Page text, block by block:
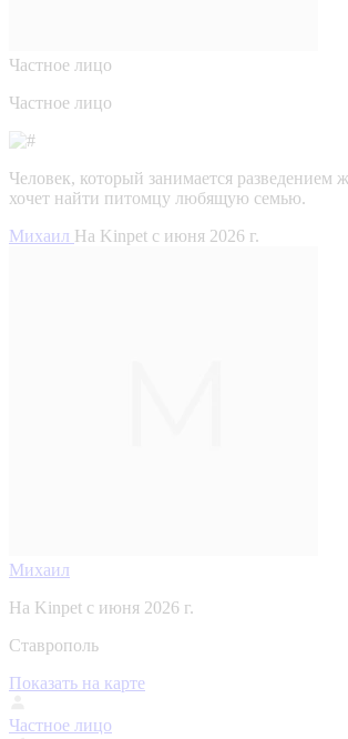
Частное лицо
Частное лицо
Человек, который занимается разведением
хочет найти питомцу любящую семью.
Михаил На Kinpet c июня 2026 г.
Михаил
На Kinpet c июня 2026 г.
Ставрополь
Показать на карте
Частное лицо